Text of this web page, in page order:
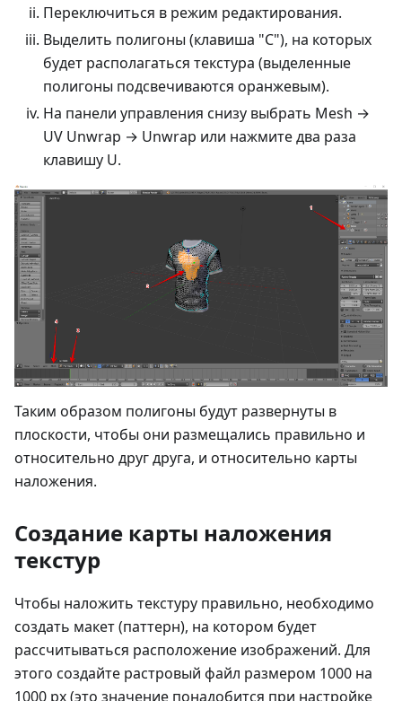
Переключиться в режим редактирования.
Выделить полигоны (клавиша "C"), на которых
будет располагаться текстура (выделенные
полигоны подсвечиваются оранжевым).
На панели управления снизу выбрать Mesh →
UV Unwrap → Unwrap или нажмите два раза
клавишу U.
Таким образом полигоны будут развернуты в
плоскости, чтобы они размещались правильно и
относительно друг друга, и относительно карты
наложения.
Создание карты наложения
текстур
Чтобы наложить текстуру правильно, необходимо
создать макет (паттерн), на котором будет
рассчитываться расположение изображений. Для
этого создайте растровый файл размером 1000 на
1000 рх (это значение понадобится при настройке